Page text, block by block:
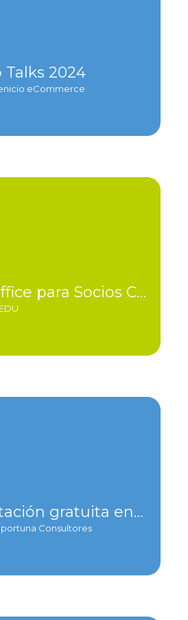
Talks 2024
eCommerce
After Office para Socios CEDU
Capacitación gratuita en comercio electrónico, transformación digital
Consultores